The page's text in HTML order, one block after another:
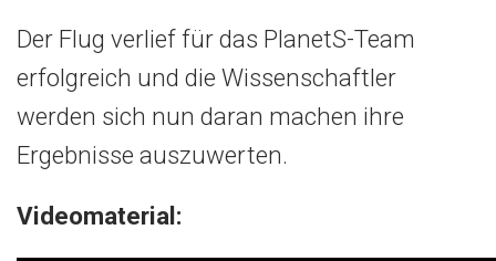
Der Flug verlief für das PlanetS-Team
erfolgreich und die Wissenschaftler
werden sich nun daran machen ihre
Ergebnisse auszuwerten.
Videomaterial: